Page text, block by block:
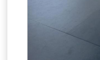
INTÉZMÉNYI
KÖZZÉTÉTELI